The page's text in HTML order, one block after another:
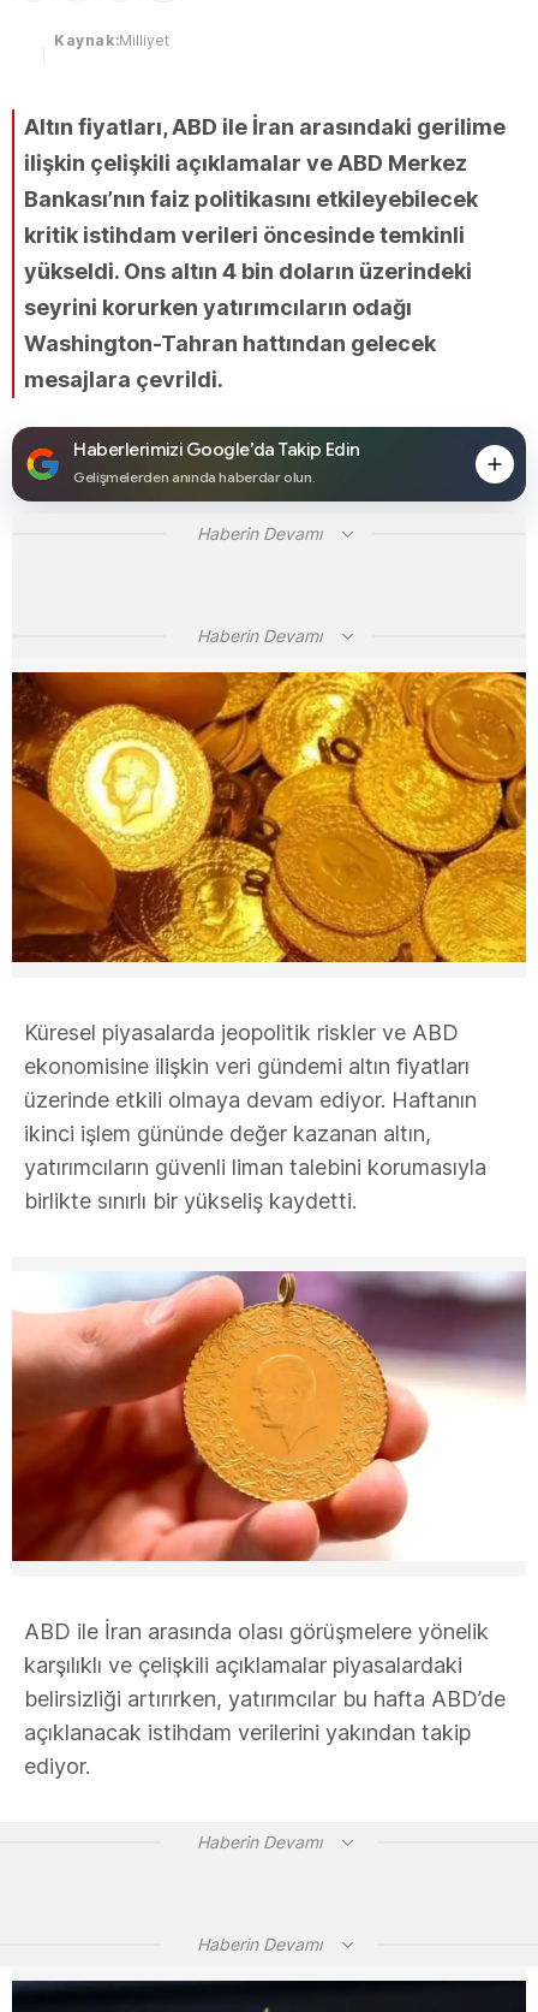
Kaynak:Milliyet
Altın fiyatları, ABD ile İran arasındaki gerilime
ilişkin çelişkili açıklamalar ve ABD Merkez
Bankası’nın faiz politikasını etkileyebilecek
kritik istihdam verileri öncesinde temkinli
yükseldi. Ons altın 4 bin doların üzerindeki
seyrini korurken yatırımcıların odağı
Washington-Tahran hattından gelecek
mesajlara çevrildi.
Haberlerimizi Google’da Takip Edin
Gelişmelerden anında haberdar olun.
Haberin Devamı
Haberin Devamı
Küresel piyasalarda jeopolitik riskler ve ABD
ekonomisine ilişkin veri gündemi altın fiyatları
üzerinde etkili olmaya devam ediyor. Haftanın
ikinci işlem gününde değer kazanan altın,
yatırımcıların güvenli liman talebini korumasıyla
birlikte sınırlı bir yükseliş kaydetti.
ABD ile İran arasında olası görüşmelere yönelik
karşılıklı ve çelişkili açıklamalar piyasalardaki
belirsizliği artırırken, yatırımcılar bu hafta ABD’de
açıklanacak istihdam verilerini yakından takip
ediyor.
Haberin Devamı
Haberin Devamı